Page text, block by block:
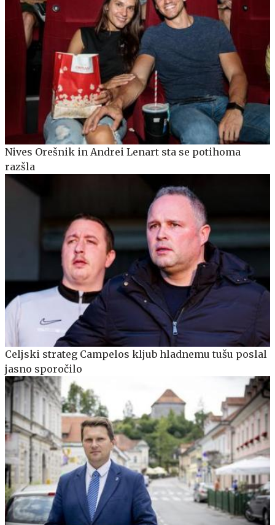
Nives Orešnik in Andrei Lenart sta se potihoma
razšla
Celjski strateg Campelos kljub hladnemu tušu poslal
jasno sporočilo